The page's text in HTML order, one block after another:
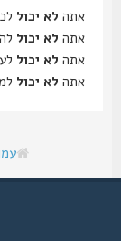
לא יכול לכתוב
לא יכול להגיב
לא יכול לערוך
לא יכול למחוק
עמוד